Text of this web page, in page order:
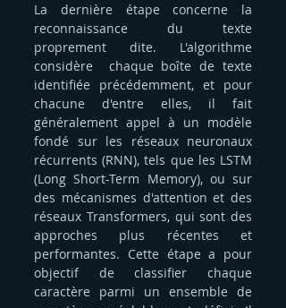
La dernière étape concerne la
reconnaissance du texte
proprement dite. L'algorithme
considère  chaque boîte de texte
identifiée précédemment, et pour
chacune d'entre elles, il fait
généralement appel à un modèle
fondé sur les réseaux neuronaux
récurrents (RNN), tels que les LSTM
(Long Short-Term Memory), ou sur
des mécanismes d'attention et des
réseaux Transformers, qui sont des
approches plus récentes et
performantes. Cette étape a pour
objectif de classifier chaque
caractère parmi un ensemble de